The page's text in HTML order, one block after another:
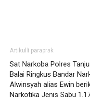
Artikulli paraprak
Sat Narkoba Polres
Balai Ringkus Bandar
Alwinsyah alias Ewin
Narkotika Jenis Sabu